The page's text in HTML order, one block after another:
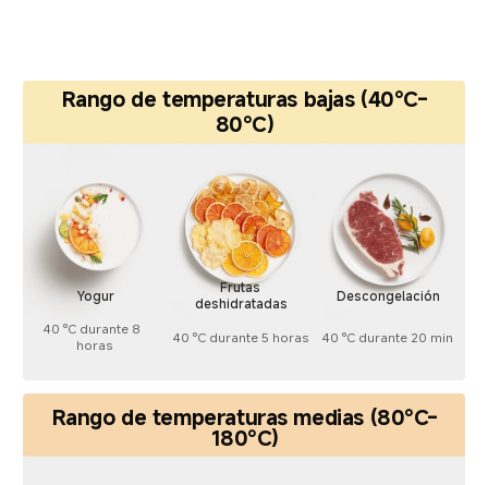
Rango de temperaturas bajas (40°C-
80°C)
Yogur
Frutas
deshidratadas
Descongelación
40 °C durante 8
horas
40 °C durante 5 horas 40 °C durante 20 min
Rango de temperaturas medias (80°C-
180°C)